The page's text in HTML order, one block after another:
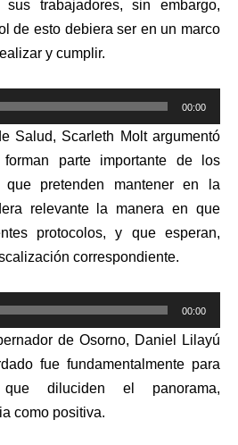
trabajadores, sin embargo,
de esto debiera ser en un marco
y cumplir.
00:00
Salud, Scarleth Molt argumentó
parte importante de los
pretenden mantener en la
relevante la manera en que
protocolos, y que esperan,
correspondiente.
00:00
de Osorno, Daniel Lilayú
fue fundamentalmente para
que diluciden el panorama,
como positiva.